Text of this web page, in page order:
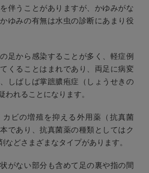
伴うことがありますが、かゆみがな
ゆみの有無は水虫の診断にあまり役
足から感染することが多く、軽症例
くることはまれであり、両足に病変
しばしば掌蹠膿疱症（しょうせきの
われることになります。
カビの増殖を抑える外用薬（抗真菌
であり、抗真菌薬の種類としてはク
などさまざまなタイプがあります。
がない部分も含めて足の裏や指の間